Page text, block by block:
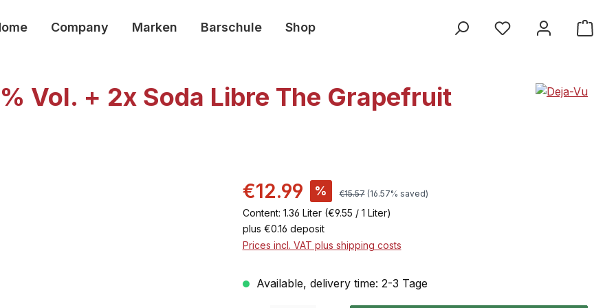
Company Marken Barschule Shop
Vol. + 2x Soda Libre The Grapefruit
€12.99 % €15.57 (16.57% saved)
Content: 1.36 Liter (€9.55 / 1 Liter)
plus €0.16 deposit
Prices incl. VAT plus shipping costs
Available, delivery time: 2-3 Tage